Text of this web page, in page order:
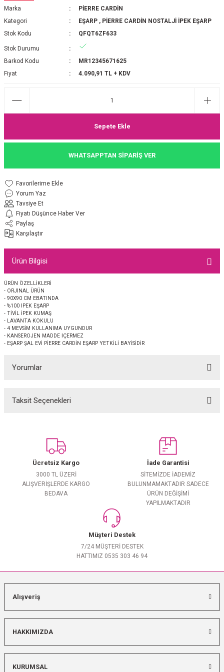
2025-2026 SONBAHAR KIŞ
JAKAR EŞARP
PAMUK EŞARP
İPEK EŞARP
EŞARP 2025-2026 SONBAHAR KIŞ
EŞARP
ŞAL
MEDİNE İPEĞİ ŞAL
ŞAL
JAKAR ŞAL
İpek Koton Şal
Marka
PİERRE CARDİN
Kategori
EŞARP , PİERRE CARDİN NOSTALJİ İPEK EŞARP
Stok Kodu
QFQT6ZF633
Stok Durumu
Barkod Kodu
MR12345671625
Fiyat
4.090,91 TL + KDV
Sepete Ekle
WHATSAPPTAN SİPARİŞ VER
Yorum Yaz
Tavsiye Et
Fiyatı Düşünce Haber Ver
Paylaş
Karşılaştır
Ürün Bilgisi
ÜRÜN ÖZELLİKLERİ
- ORJİNAL ÜRÜN
- 90X90 CM EBATINDA
- %100 İPEK EŞARP
- TİVİL İPEK KUMAŞ
- LAVANTA KOKULU
- 4 MEVSİM KULLANIMA UYGUNDUR
- KANSEROJEN MADDE İÇERMEZ
- EŞARP ŞAL EVİ PİERRE CARDİN EŞARP YETKİLİ BAYİSİDİR
Yorumlar
Taksit Seçenekleri
Ücretsiz Kargo
3000 TL ÜZERİ
ALIŞVERİŞLERDE KARGO
BEDAVA
İade Garantisi
SİTEMİZDE İADEMİZ
BULUNMAMAKTADIR SADECE
ÜRÜN DEĞİŞİMİ
YAPILMAKTADIR
Müşteri Destek
7/24 MÜŞTERİ DESTEK
HATTIMIZ 0535 303 46 94
Alışveriş
HAKKIMIZDA
KURUMSAL